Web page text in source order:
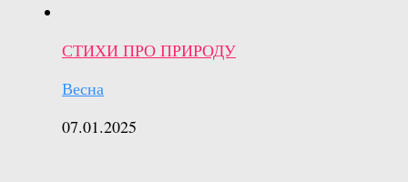
СТИХИ ПРО ПРИРОДУ
Весна
07.01.2025